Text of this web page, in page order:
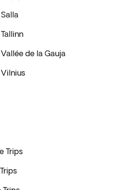
de la Gauja
Trips